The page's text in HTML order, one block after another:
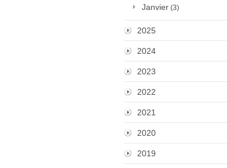
Janvier (3)
2025
2024
2023
2022
2021
2020
2019